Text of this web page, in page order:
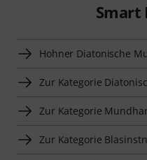
Smart
Hohner Diatonische
Zur Kategorie
Zur Kategorie
Zur Kategorie